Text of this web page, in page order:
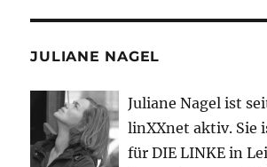
JULIANE NAGEL
Juliane Nagel ist
linXXnet aktiv. Sie
für DIE LINKE in